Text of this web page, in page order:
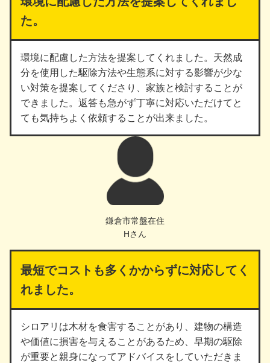
た。
環境に配慮した方法を提案してくれました。天然成
分を使用した駆除方法や生態系に対する影響が少な
い対策を提案してくださり、家族と検討することが
できました。返答も急がず丁寧に対応いただけてと
ても気持ちよく依頼することが出来ました。
鎌倉市常盤在住
Hさん
最短でコストも多くかからずに対応してく
れました。
シロアリは木材を食害することがあり、建物の構造
や価値に損害を与えることがあるため、早期の駆除
が重要と親身になってアドバイスをしていただきま